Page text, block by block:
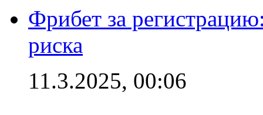
Фрибет за
риска
11.3.2025, 00:06